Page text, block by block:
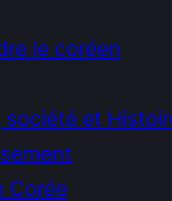
le coréen
société et
Corée